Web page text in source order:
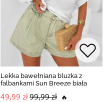
Lekka bawełniana bluzka z
falbankami Sun Breeze biała
49,99 zł99,99 zł 🔥